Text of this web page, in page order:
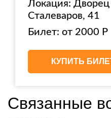
Локация: Дворец
Сталеваров, 41
Билет: от 2000 Р
КУПИТЬ
Связанные